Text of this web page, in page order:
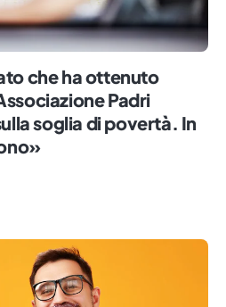
che ha ottenuto
Padri
soglia di povertà. In